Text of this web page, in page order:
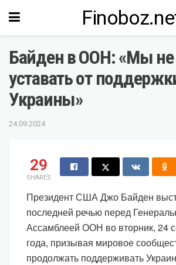
Байден в ООН: «Мы
уставать от
Украины»
24.09.2024
29
SHARES
Президент США Джо Байден
последней речью перед
Ассамблеей ООН во вторник, 24
года, призывая мировое
продолжать поддерживать